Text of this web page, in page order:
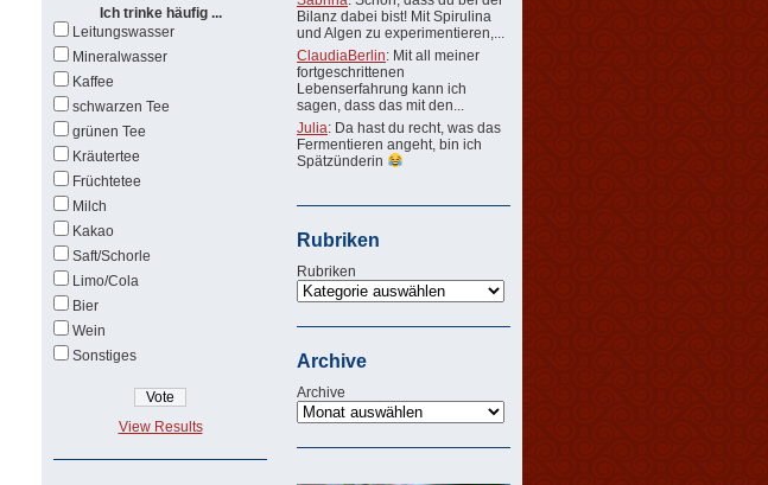
Ich trinke häufig ...
Leitungswasser
Mineralwasser
Kaffee
schwarzen Tee
grünen Tee
Kräutertee
Früchtetee
Milch
Kakao
Saft/Schorle
Limo/Cola
Bier
Wein
Sonstiges
View Results
Bilanz dabei bist! Mit Spirulina
und Algen zu experimentieren,...
ClaudiaBerlin: Mit all meiner
fortgeschrittenen
Lebenserfahrung kann ich
sagen, dass das mit den...
Julia: Da hast du recht, was das
Fermentieren angeht, bin ich
Spätzünderin
Rubriken
Rubriken
Archive
Archive